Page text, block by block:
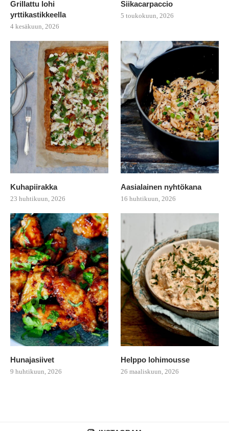
Grillattu lohi
yrttikastikkeella
4 kesäkuun, 2026
Siikacarpaccio
5 toukokuun, 2026
Kuhapiirakka
23 huhtikuun, 2026
Aasialainen nyhtökana
16 huhtikuun, 2026
Hunajasiivet
9 huhtikuun, 2026
Helppo lohimousse
26 maaliskuun, 2026